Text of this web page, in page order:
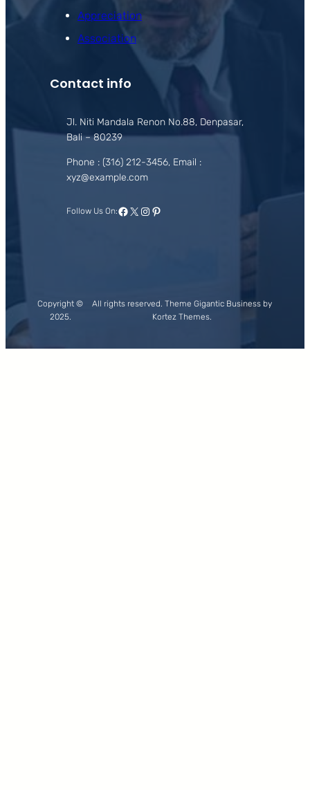
Appreciation
Association
Contact info
Jl. Niti Mandala Renon No.88, Denpasar,
Bali – 80239
Phone : (316) 212-3456, Email :
xyz@example.com
Follow Us On:Facebook
X Instagram
Pinterest
Copyright ©
2025.
All rights reserved. Theme Gigantic Business by
Kortez Themes.